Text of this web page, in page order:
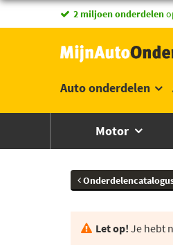
2 miljoen onderdelen
Auto onderdelen
Motor
Let op! Je hebt